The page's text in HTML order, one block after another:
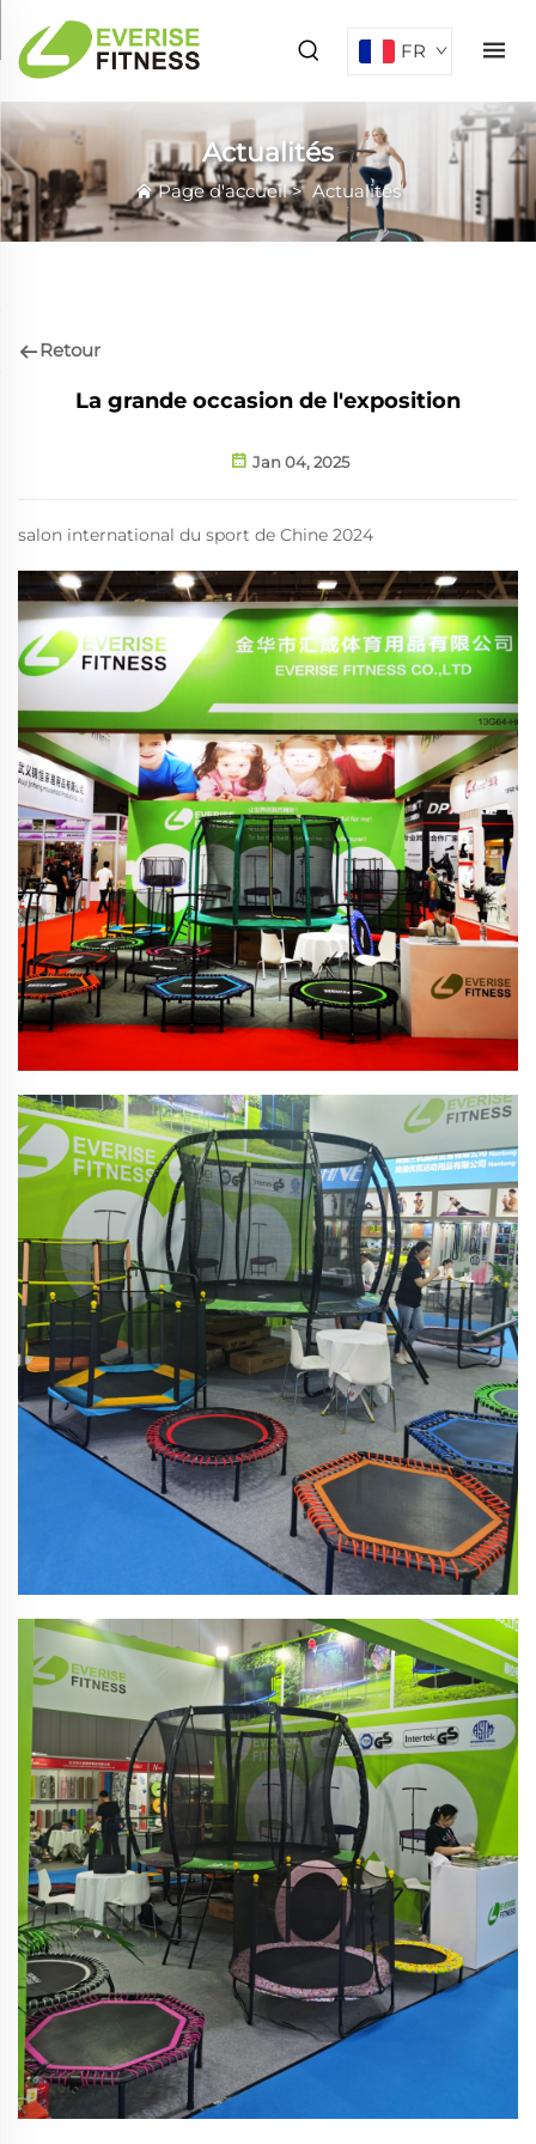
FR
Actualités
Page d'accueil> Actualités
Retour
La grande occasion de l'exposition
Jan 04, 2025
salon international du sport de Chine 2024